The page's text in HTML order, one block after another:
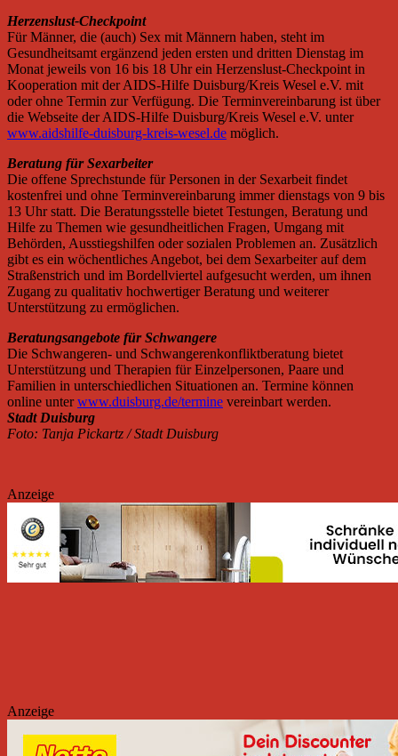
Herzenslust-Checkpoint
Für Männer, die (auch) Sex mit Männern haben, steht im
Gesundheitsamt ergänzend jeden ersten und dritten Dienstag im
Monat jeweils von 16 bis 18 Uhr ein Herzenslust-Checkpoint in
Kooperation mit der AIDS-Hilfe Duisburg/Kreis Wesel e.V. mit
oder ohne Termin zur Verfügung. Die Terminvereinbarung ist über
die Webseite der AIDS-Hilfe Duisburg/Kreis Wesel e.V. unter
www.aidshilfe-duisburg-kreis-wesel.de möglich.
Beratung für Sexarbeiter
Die offene Sprechstunde für Personen in der Sexarbeit findet
kostenfrei und ohne Terminvereinbarung immer dienstags von 9 bis
13 Uhr statt. Die Beratungsstelle bietet Testungen, Beratung und
Hilfe zu Themen wie gesundheitlichen Fragen, Umgang mit
Behörden, Ausstiegshilfen oder sozialen Problemen an. Zusätzlich
gibt es ein wöchentliches Angebot, bei dem Sexarbeiter auf dem
Straßenstrich und im Bordellviertel aufgesucht werden, um ihnen
Zugang zu qualitativ hochwertiger Beratung und weiterer
Unterstützung zu ermöglichen.
Beratungsangebote für Schwangere
Die Schwangeren- und Schwangerenkonfliktberatung bietet
Unterstützung und Therapien für Einzelpersonen, Paare und
Familien in unterschiedlichen Situationen an. Termine können
online unterwww.duisburg.de/termine vereinbart werden.
Stadt Duisburg
Foto: Tanja Pickartz / Stadt Duisburg
Anzeige
Anzeige